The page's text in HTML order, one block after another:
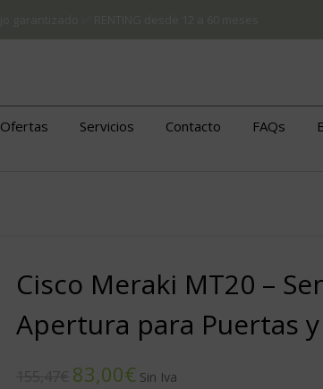
Ofertas Servicios Contacto FAQs
Cisco Meraki MT20 –
Apertura para Puertas
83,00€